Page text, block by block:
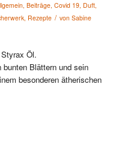
, Beiträge, Covid 19, Duft,
, Rezepte / von Sabine
Öl.
Blättern und sein
besonderen ätherischen